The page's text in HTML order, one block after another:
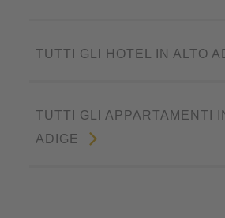
TUTTI GLI HOTEL IN ALTO
TUTTI GLI APPARTAMENTI
ADIGE